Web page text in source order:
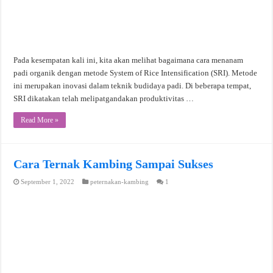
Pada kesempatan kali ini, kita akan melihat bagaimana cara menanam
padi organik dengan metode System of Rice Intensification (SRI). Metode
ini merupakan inovasi dalam teknik budidaya padi. Di beberapa tempat,
SRI dikatakan telah melipatgandakan produktivitas …
Read More »
Cara Ternak Kambing Sampai Sukses
September 1, 2022 peternakan-kambing 1